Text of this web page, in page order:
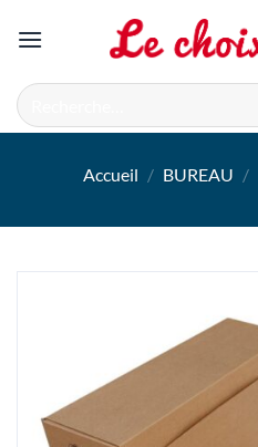
Recherche
pour :
Accueil / BUREAU /